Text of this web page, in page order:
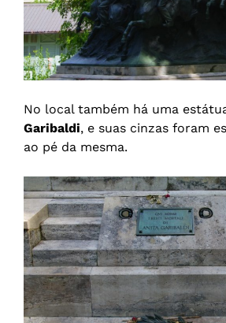
No local também há uma
Garibaldi, e suas cinzas foram
ao pé da mesma.